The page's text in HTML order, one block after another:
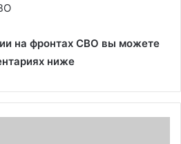
на фронтах СВО вы можете
ниже